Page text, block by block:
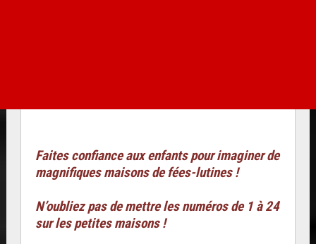
Faites confiance aux enfants pour imaginer de
magnifiques maisons de fées-lutines !
N’oubliez pas de mettre les numéros de 1 à 24
sur les petites maisons !